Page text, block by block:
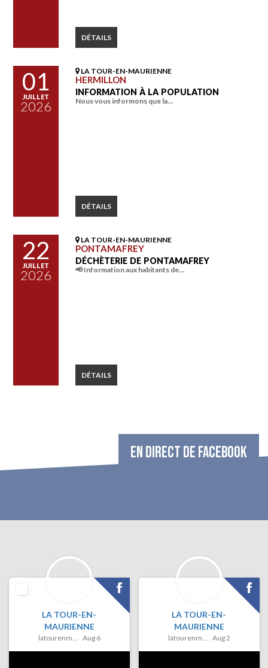
DÉTAILS
01
JUILLET
2026
LA TOUR-EN-MAURIENNE
HERMILLON
INFORMATION À LA POPULATION
Nous vous informons que la…
DÉTAILS
22
JUILLET
2026
LA TOUR-EN-MAURIENNE
PONTAMAFREY
DÉCHÈTERIE DE PONTAMAFREY
📢 Information aux habitants de…
DÉTAILS
EN DIRECT DE FACEBOOK
LA TOUR-EN-
MAURIENNE
latourenmaurienne Aug 6
LA TOUR-EN-
MAURIENNE
latourenmaurienne Aug 2